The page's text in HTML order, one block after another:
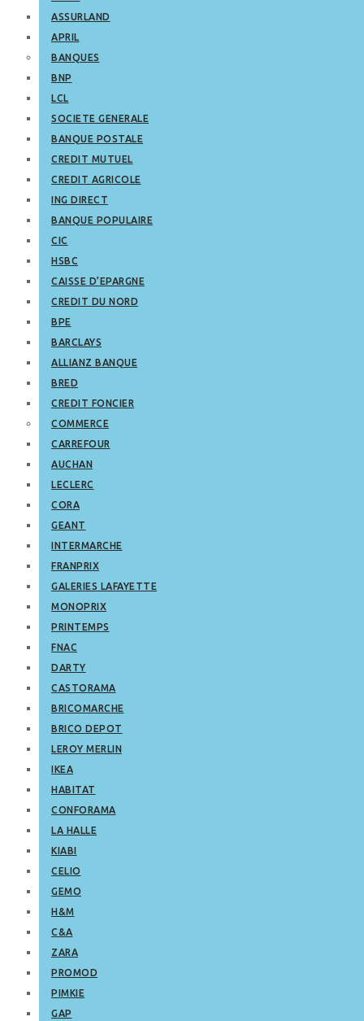
ASSURLAND
APRIL
BANQUES
BNP
LCL
SOCIETE GENERALE
BANQUE POSTALE
CREDIT MUTUEL
CREDIT AGRICOLE
ING DIRECT
BANQUE POPULAIRE
CIC
HSBC
CAISSE D’EPARGNE
CREDIT DU NORD
BPE
BARCLAYS
ALLIANZ BANQUE
BRED
CREDIT FONCIER
COMMERCE
CARREFOUR
AUCHAN
LECLERC
CORA
GEANT
INTERMARCHE
FRANPRIX
GALERIES LAFAYETTE
MONOPRIX
PRINTEMPS
FNAC
DARTY
CASTORAMA
BRICOMARCHE
BRICO DEPOT
LEROY MERLIN
IKEA
HABITAT
CONFORAMA
LA HALLE
KIABI
CELIO
GEMO
H&M
C&A
ZARA
PROMOD
PIMKIE
GAP